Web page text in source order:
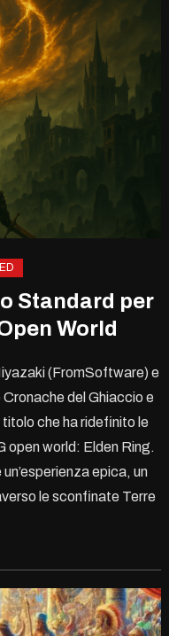
Standard per
World
(FromSoftware) e
del Ghiaccio e
titolo che ha ridefinito le
world: Elden Ring.
epica, un
le sconfinate Terre